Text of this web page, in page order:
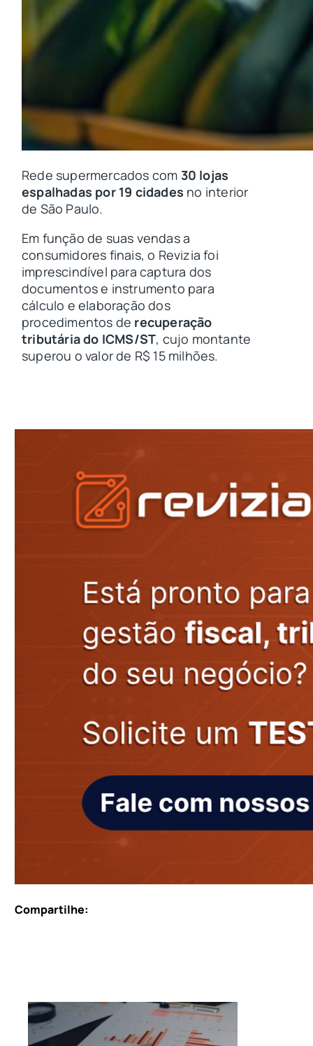
Rede supermercados com 30 lojas
espalhadas por 19 cidades no interior
de São Paulo.
Em função de suas vendas a
consumidores finais, o Revizia foi
imprescindível para captura dos
documentos e instrumento para
cálculo e elaboração dos
procedimentos de recuperação
tributária do ICMS/ST, cujo montante
superou o valor de R$ 15 milhões.
Compartilhe: